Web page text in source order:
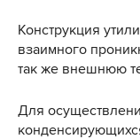
Конструкция
взаимного
так же внешнюю
Для